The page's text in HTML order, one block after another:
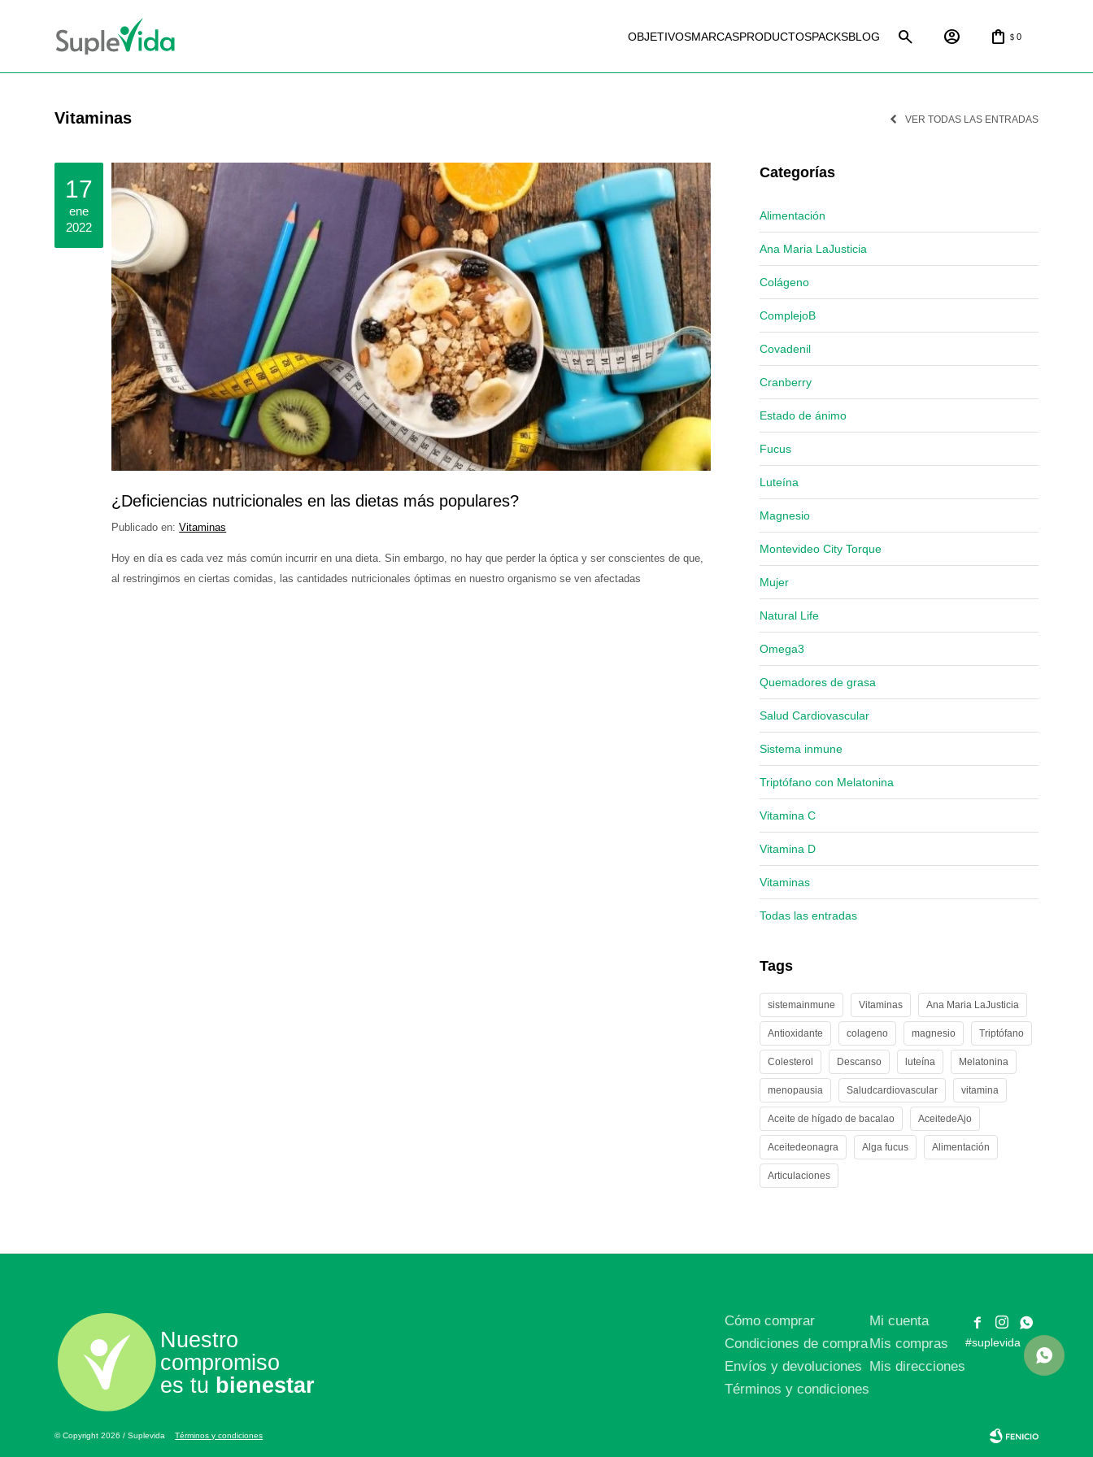
OBJETIVOSMARCASPRODUCTOSPACKSBLOG $ 0
Vitaminas VER TODAS LAS ENTRADAS
¿Deficiencias nutricionales en las dietas más populares?
17
ene
2022
Publicado en:Vitaminas
Hoy en día es cada vez más común incurrir en una dieta. Sin embargo, no hay que perder la óptica y ser conscientes de que,
al restringirnos en ciertas comidas, las cantidades nutricionales óptimas en nuestro organismo se ven afectadas
Categorías
Alimentación
Ana Maria LaJusticia
Colágeno
ComplejoB
Covadenil
Cranberry
Estado de ánimo
Fucus
Luteína
Magnesio
Montevideo City Torque
Mujer
Natural Life
Omega3
Quemadores de grasa
Salud Cardiovascular
Sistema inmune
Triptófano con Melatonina
Vitamina C
Vitamina D
Vitaminas
Todas las entradas
Tags
sistemainmune Vitaminas Ana Maria LaJusticia
Antioxidante colageno magnesio Triptófano
Colesterol Descanso luteína Melatonina
menopausia Saludcardiovascular vitamina
Aceite de hígado de bacalao AceitedeAjo
Aceitedeonagra Alga fucus Alimentación
Articulaciones
Nuestro
compromiso
es tu bienestar
Cómo comprar
Condiciones de compra
Envíos y devoluciones
Términos y condiciones
Mi cuenta
Mis compras
Mis direcciones
 

#suplevida
© Copyright 2026 / SuplevidaTérminos y condiciones